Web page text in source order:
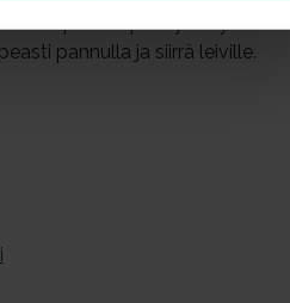
päällystetyt leivät
pannulla ja siirrä leiville.